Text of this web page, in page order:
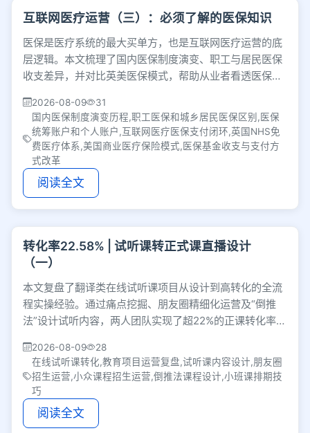
互联网医疗运营（三）：必须了解的医保知识
医保是医疗系统的最大买单方，也是互联网医疗运营的底
层逻辑。本文梳理了国内医保制度演变、职工与居民医保
收支差异，并对比英美医保模式，帮助从业者看透医保支
2026-08-09
31
国内医保制度演变历程,职工医保和城乡居民医保区别,医保
统筹账户和个人账户,互联网医疗医保支付闭环,英国NHS免
费医疗体系,美国商业医疗保险模式,医保基金收支与支付方
式改革
阅读全文
转化率22.58% | 试听课转正式课直播设计
（一）
本文复盘了翻译类在线试听课项目从设计到高转化的全流
程实操经验。通过痛点挖掘、朋友圈精细化运营及“倒推
法”设计试听内容，两人团队实现了超22%的正课转化率，
2026-08-09
28
在线试听课转化,教育项目运营复盘,试听课内容设计,朋友圈
招生运营,小众课程招生运营,倒推法课程设计,小班课排期技
巧
阅读全文